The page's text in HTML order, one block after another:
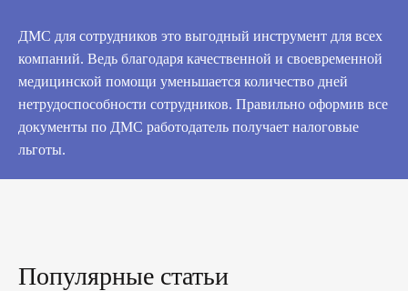
ДМС для сотрудников это выгодный инструмент для всех
компаний. Ведь благодаря качественной и своевременной
медицинской помощи уменьшается количество дней
нетрудоспособности сотрудников. Правильно оформив все
документы по ДМС работодатель получает налоговые
льготы.
Популярные статьи